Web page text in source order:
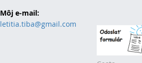
Môj e-mail:
letitia.tiba@gmail.com